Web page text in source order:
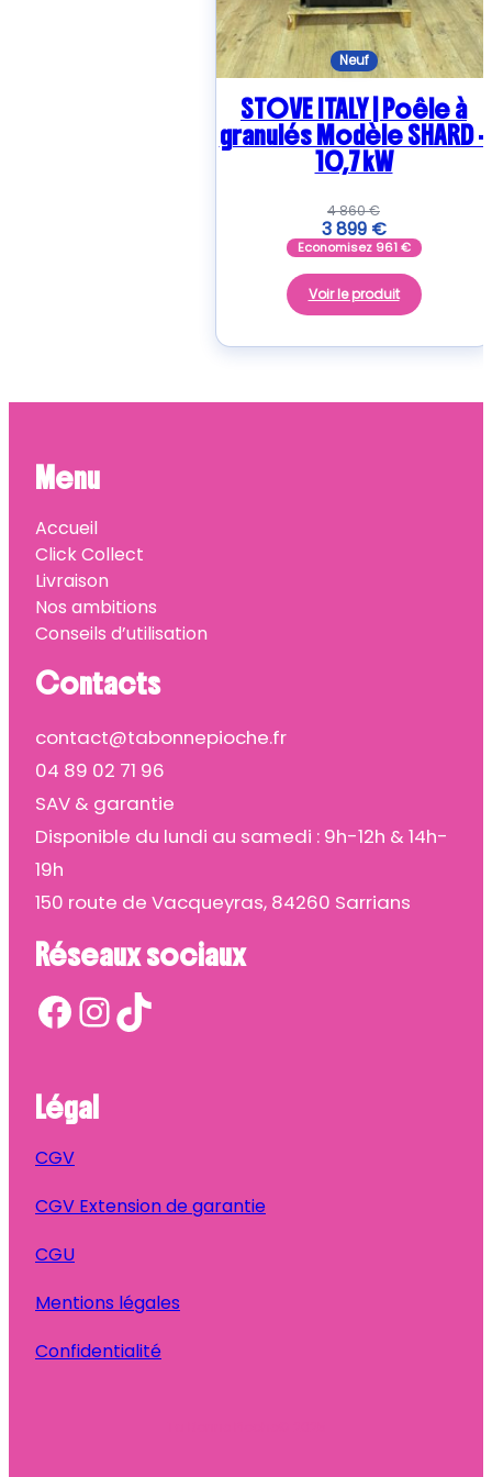
Neuf
STOVE ITALY | Poêle à
granulés Modèle SHARD –
10,7 kW
4 860€
3 899 €
Economisez 961€
Voir le produit
Menu
Accueil
Click Collect
Livraison
Nos ambitions
Conseils d’utilisation
Contacts
contact@tabonnepioche.fr
04 89 02 71 96
SAV & garantie
Disponible du lundi au samedi : 9h-12h & 14h-
19h
150 route de Vacqueyras, 84260 Sarrians
Réseaux sociaux
Facebook InstagramTikTok
Légal
CGV
CGV Extension de garantie
CGU
Mentions légales
Confidentialité